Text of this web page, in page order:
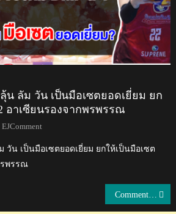
น ลัม วัน เป็นมือเซตยอดเยี่ยม ยก
อาเซียนรองจากพรพรรณ
Author
EJComment
วัน เป็นมือเซตยอดเยี่ยม ยกให้เป็นมือเซต
รพรรณ
Comment แฟนบอบเพจ AFC หลังบุรีรัมย์บุกพ่ายอูราวะ 0-3 ศึก ACL